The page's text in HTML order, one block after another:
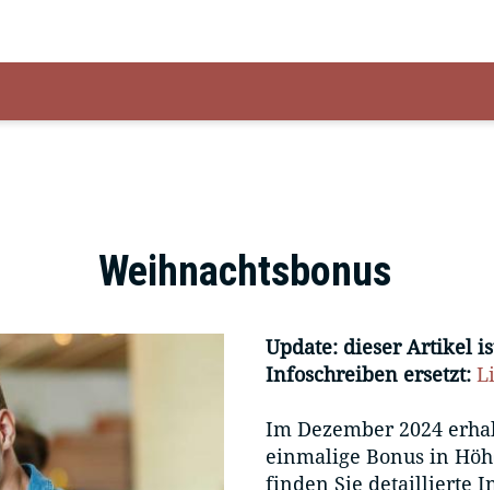
Weihnachtsbonus
Update: dieser Artikel
Infoschreiben ersetzt:
Im Dezember 2024
einmalige Bonus in
finden Sie detaillierte